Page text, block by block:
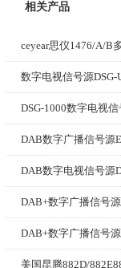
相关产品
数字电视信号源DSG-
DSG-1000数字电视
DAB数字广播信号源
DAB数字电视信号源
DAB+数字广播信号
DAB+数字广播信号